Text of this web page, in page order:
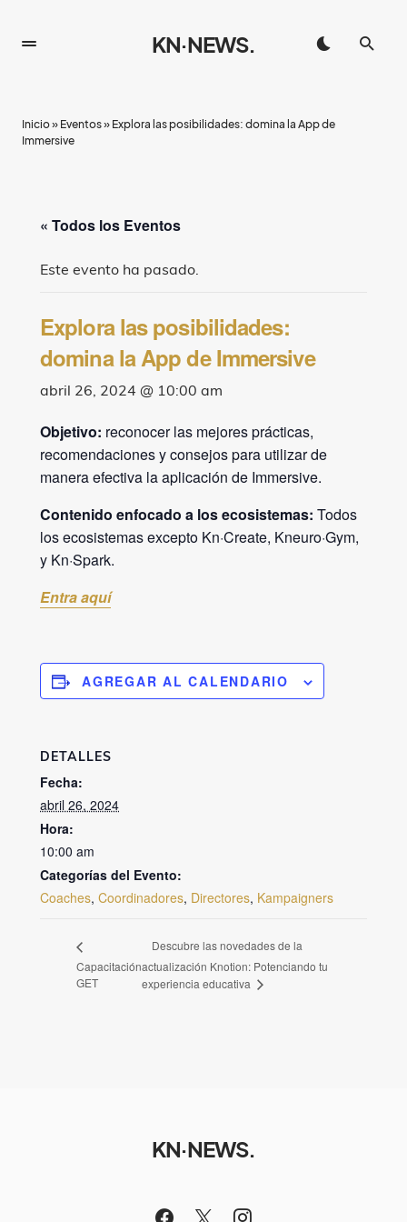
KN·NEWS.
Inicio» Eventos» Explora las posibilidades: domina la App de
Immersive
« Todos los Eventos
Este evento ha pasado.
Explora las posibilidades:
domina la App de Immersive
abril 26, 2024 @ 10:00 am
Objetivo: reconocer las mejores prácticas,
recomendaciones y consejos para utilizar de
manera efectiva la aplicación de Immersive.
Contenido enfocado a los ecosistemas: Todos
los ecosistemas excepto Kn·Create, Kneuro·Gym,
y Kn·Spark.
Entra aquí
AGREGAR AL CALENDARIO
DETALLES
Fecha:
abril 26, 2024
Hora:
10:00 am
Categorías del Evento:
Coaches, Coordinadores, Directores, Kampaigners
Capacitación
GET
Descubre las novedades de la
actualización Knotion: Potenciando tu
experiencia educativa
KN·NEWS.